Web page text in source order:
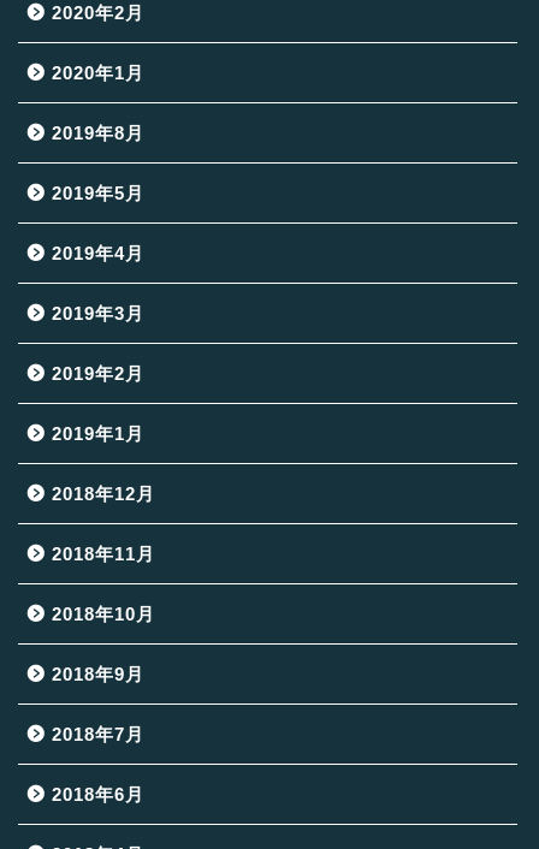
2020年2月
2020年1月
2019年8月
2019年5月
2019年4月
2019年3月
2019年2月
2019年1月
2018年12月
2018年11月
2018年10月
2018年9月
2018年7月
2018年6月